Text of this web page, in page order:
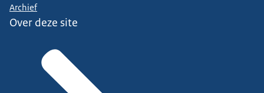
Archief
Over deze site